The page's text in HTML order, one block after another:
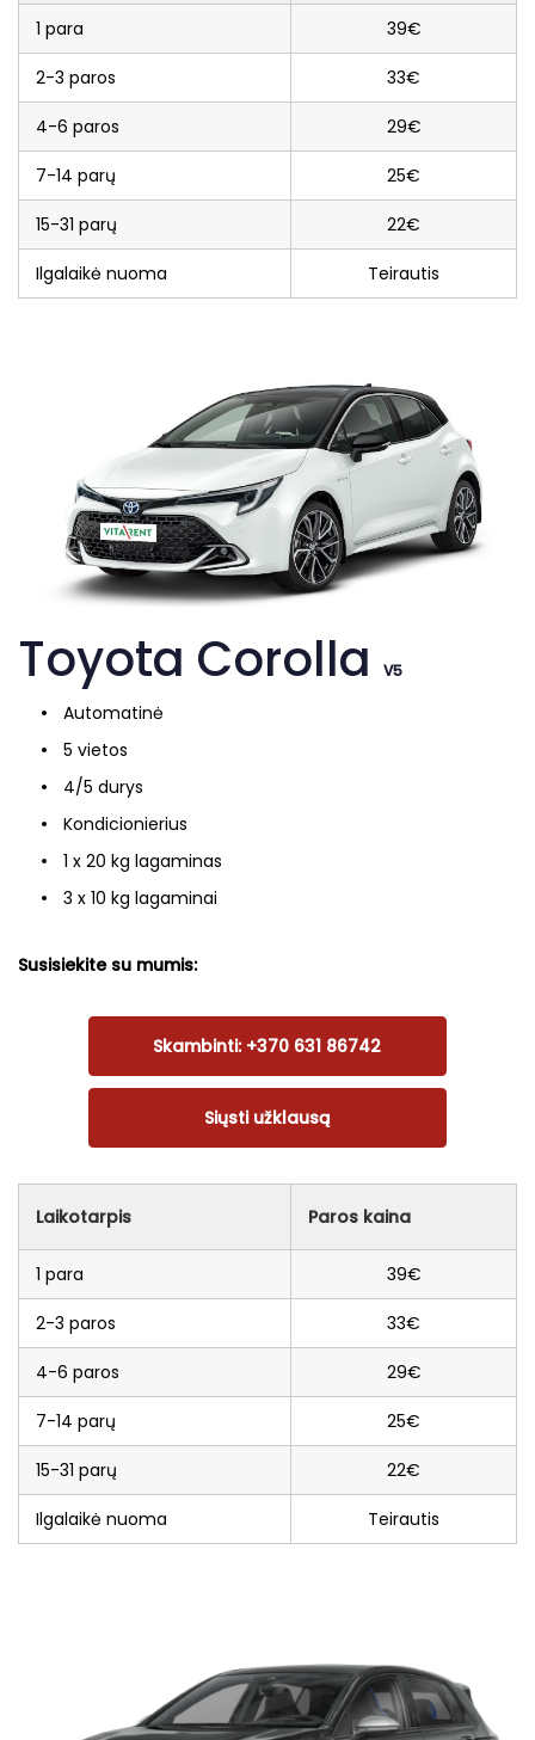
1 para 39€
2-3 paros 33€
4-6 paros 29€
7-14 parų 25€
15-31 parų 22€
Ilgalaikė nuoma Teirautis
Toyota Corolla V5
Automatinė
5 vietos
4/5 durys
Kondicionierius
1 x 20 kg lagaminas
3 x 10 kg lagaminai
Susisiekite su mumis:
Skambinti: +370 631 86742
Siųsti užklausą
Laikotarpis Paros kaina
1 para 39€
2-3 paros 33€
4-6 paros 29€
7-14 parų 25€
15-31 parų 22€
Ilgalaikė nuoma Teirautis